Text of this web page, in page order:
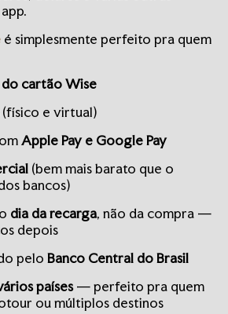
é simplesmente perfeito pra quem
do cartão Wise
(físico e virtual)
Apple Pay e Google Pay
(bem mais barato que o
bancos)
dia da recarga, não da compra —
depois
peloBanco Central do Brasil
países— perfeito pra quem
ou múltiplos destinos